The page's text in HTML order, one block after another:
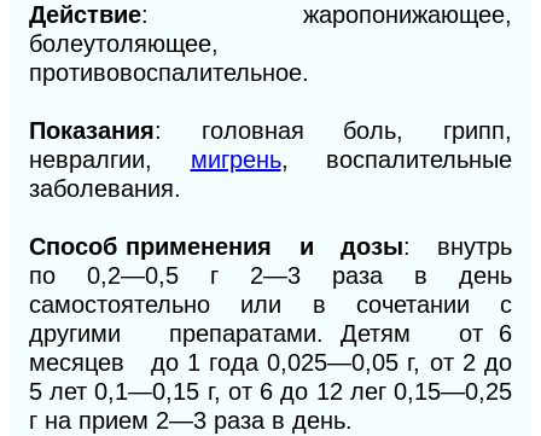
Действие: жаропонижающее,
болеутоляющее,
противовоспалительное.
Показания: головная боль, грипп,
невралгии, мигрень, воспалительные
заболевания.
Способ применения и дозы: внутрь
по 0,2—0,5 г 2—3 раза в день
самостоятельно или в сочетании с
другими препаратами. Детям от 6
месяцев до 1 года 0,025—0,05 г, от 2 до
5 лет 0,1—0,15 г, от 6 до 12 лег 0,15—0,25
г на прием 2—3 раза в день.